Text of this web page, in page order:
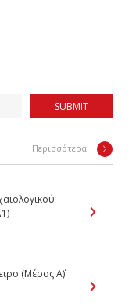
SUBMIT
Περισσότερα
(Μέρος Α΄)